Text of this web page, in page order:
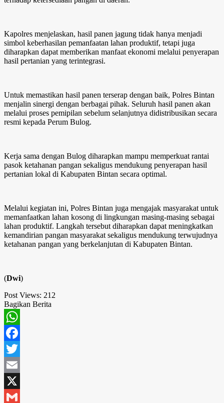
Kapolres menjelaskan, hasil panen jagung tidak hanya menjadi
simbol keberhasilan pemanfaatan lahan produktif, tetapi juga
diharapkan dapat memberikan manfaat ekonomi melalui penyerapan
hasil pertanian yang terintegrasi.
Untuk memastikan hasil panen terserap dengan baik, Polres Bintan
menjalin sinergi dengan berbagai pihak. Seluruh hasil panen akan
melalui proses pemipilan sebelum selanjutnya didistribusikan secara
resmi kepada Perum Bulog.
Kerja sama dengan Bulog diharapkan mampu memperkuat rantai
pasok ketahanan pangan sekaligus mendukung penyerapan hasil
pertanian lokal di Kabupaten Bintan secara optimal.
Melalui kegiatan ini, Polres Bintan juga mengajak masyarakat untuk
memanfaatkan lahan kosong di lingkungan masing-masing sebagai
lahan produktif. Langkah tersebut diharapkan dapat meningkatkan
kemandirian pangan masyarakat sekaligus mendukung terwujudnya
ketahanan pangan yang berkelanjutan di Kabupaten Bintan.
(Dwi)
Post Views: 212
Bagikan Berita
WhatsApp
Facebook
Twitter
Email
X